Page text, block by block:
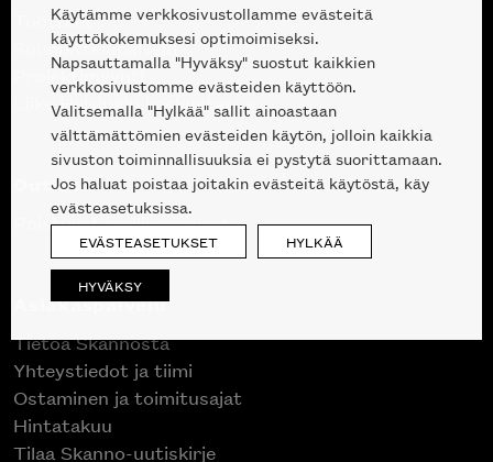
Tuotteet
Suunnittelupalvelu
Projektimyynti
Liike Helsingin keskustassa
Outlet
Poistuvat mallikappaleet
Asiakaspalvelu
Tietoa Skannosta
Yhteystiedot ja tiimi
Ostaminen ja toimitusajat
Hintatakuu
Tilaa Skanno-uutiskirje
Käytämme verkkosivustollamme evästeitä
käyttökokemuksesi optimoimiseksi.
Napsauttamalla "Hyväksy" suostut kaikkien
verkkosivustomme evästeiden käyttöön.
Valitsemalla "Hylkää" sallit ainoastaan
välttämättömien evästeiden käytön, jolloin kaikkia
sivuston toiminnallisuuksia ei pystytä suorittamaan.
Jos haluat poistaa joitakin evästeitä käytöstä, käy
evästeasetuksissa.
EVÄSTEASETUKSET HYLKÄÄ
HYVÄKSY